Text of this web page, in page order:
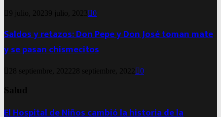
9 julio, 20239 julio, 2023 0
Saldos y retazos: Don Pepe y Don José toman mate
y se pasan chismecitos
28 septiembre, 2022 28 septiembre, 2022 0
Salud
El Hospital de Niños cambió la historia de la